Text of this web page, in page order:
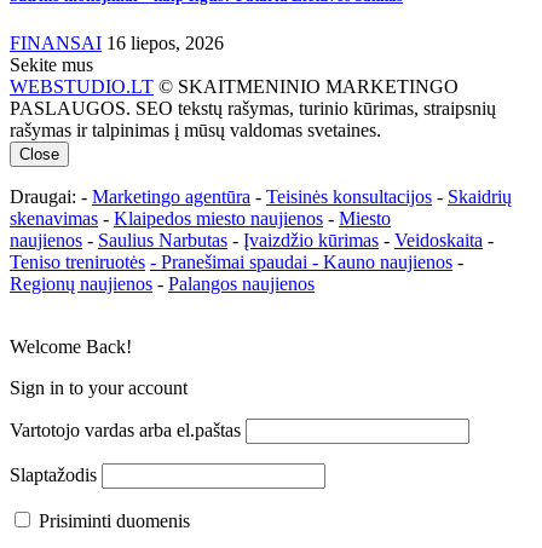
FINANSAI 16 liepos, 2026
Sekite mus
WEBSTUDIO.LT © SKAITMENINIO MARKETINGO
PASLAUGOS. SEO tekstų rašymas, turinio kūrimas, straipsnių
rašymas ir talpinimas į mūsų valdomas svetaines.
Close
Draugai: - Marketingo agentūra - Teisinės konsultacijos - Skaidrių
skenavimas - Klaipedos miesto naujienos - Miesto
naujienos - Saulius Narbutas - Įvaizdžio kūrimas - Veidoskaita -
Teniso treniruotės - Pranešimai spaudai - Kauno naujienos -
Regionų naujienos - Palangos naujienos
Welcome Back!
Sign in to your account
Vartotojo vardas arba el.paštas
Slaptažodis
Prisiminti duomenis